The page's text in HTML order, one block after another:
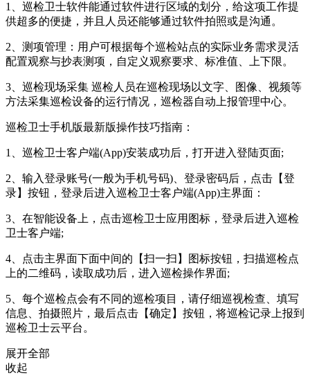
1、巡检卫士软件能通过软件进行区域的划分，给这项工作提
供超多的便捷，并且人员还能够通过软件拍照或是沟通。
2、测项管理：用户可根据每个巡检站点的实际业务需求灵活
配置观察与抄表测项，自定义观察要求、标准值、上下限。
3、巡检现场采集 巡检人员在巡检现场以文字、图像、视频等
方法采集巡检设备的运行情况，巡检器自动上报管理中心。
巡检卫士手机版最新版操作技巧指南：
1、巡检卫士客户端(App)安装成功后，打开进入登陆页面;
2、输入登录账号(一般为手机号码)、登录密码后，点击【登
录】按钮，登录后进入巡检卫士客户端(App)主界面：
3、在智能设备上，点击巡检卫士应用图标，登录后进入巡检
卫士客户端;
4、点击主界面下面中间的【扫一扫】图标按钮，扫描巡检点
上的二维码，读取成功后，进入巡检操作界面;
5、每个巡检点会有不同的巡检项目，请仔细巡视检查、填写
信息、拍摄照片，最后点击【确定】按钮，将巡检记录上报到
巡检卫士云平台。
展开全部
收起